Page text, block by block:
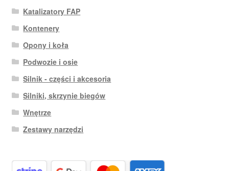
Katalizatory FAP
Kontenery
Opony i koła
Podwozie i osie
Silnik - części i akcesoria
Silniki, skrzynie biegów
Wnętrze
Zestawy narzędzi